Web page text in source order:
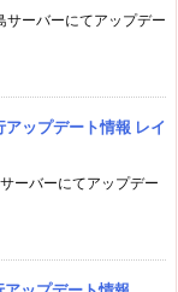
ーバーにてアップデー
ップデート情報 レイ
ーバーにてアップデー